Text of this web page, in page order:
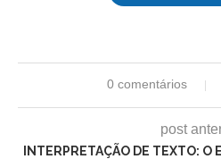
0 comentários
post
INTERPRETAÇÃO DE TEXTO: O